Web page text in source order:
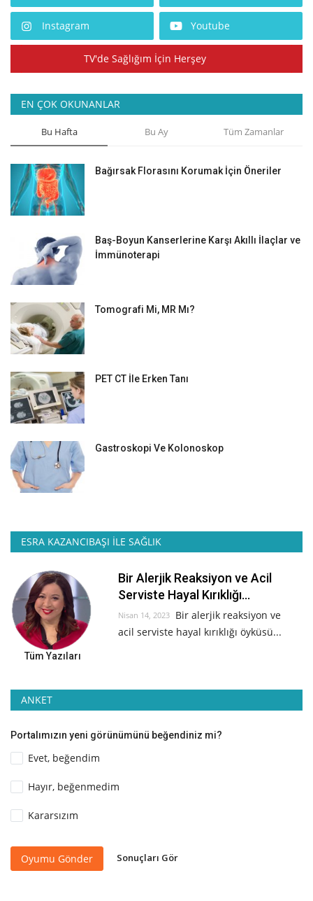
Instagram Youtube
TV'de Sağlığım İçin Herşey
EN ÇOK OKUNANLAR
Bu Hafta Bu Ay Tüm Zamanlar
Bağırsak Florasını Korumak İçin Öneriler
Baş-Boyun Kanserlerine Karşı Akıllı İlaçlar ve
İmmünoterapi
Tomografi Mi, MR Mı?
PET CT İle Erken Tanı
Gastroskopi Ve Kolonoskop
ESRA KAZANCIBAŞI İLE SAĞLIK
Bir Alerjik Reaksiyon ve Acil
Serviste Hayal Kırıklığı...
Nisan 14, 2023 Bir alerjik reaksiyon ve
acil serviste hayal kırıklığı öyküsü...
Tüm Yazıları
ANKET
Portalımızın yeni görünümünü beğendiniz mi?
Evet, beğendim
Hayır, beğenmedim
Kararsızım
Oyumu Gönder Sonuçları Gör